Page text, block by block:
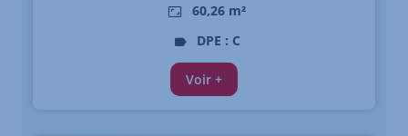
60,26 m²
DPE : C
Voir +